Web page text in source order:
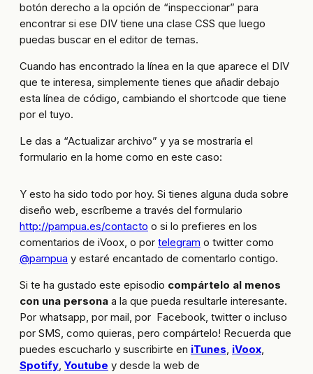
botón derecho a la opción de “inspeccionar” para
encontrar si ese DIV tiene una clase CSS que luego
puedas buscar en el editor de temas.
Cuando has encontrado la línea en la que aparece el DIV
que te interesa, simplemente tienes que añadir debajo
esta línea de código, cambiando el shortcode que tiene
por el tuyo.
Le das a “Actualizar archivo” y ya se mostraría el
formulario en la home como en este caso:
Y esto ha sido todo por hoy. Si tienes alguna duda sobre
diseño web, escríbeme a través del formulario
http://pampua.es/contacto o si lo prefieres en los
comentarios de iVoox, o por telegram o twitter como
@pampua y estaré encantado de comentarlo contigo.
Si te ha gustado este episodio compártelo al menos
con una persona a la que pueda resultarle interesante.
Por whatsapp, por mail, por Facebook, twitter o incluso
por SMS, como quieras, pero compártelo! Recuerda que
puedes escucharlo y suscribirte en iTunes, iVoox,
Spotify, Youtube y desde la web de